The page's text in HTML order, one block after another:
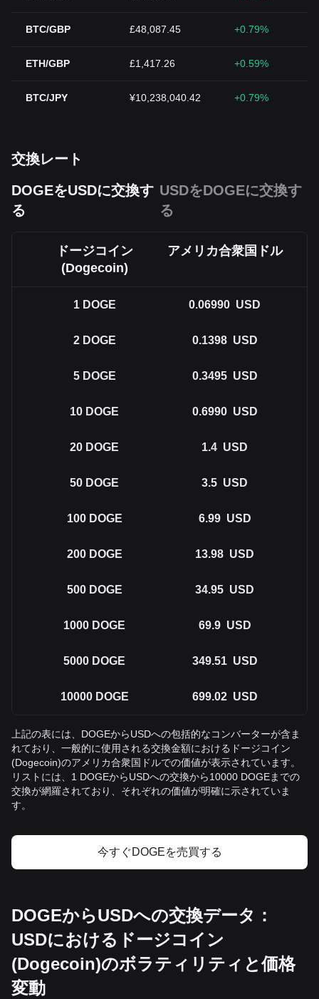
BTC/GBP £48,087.45 +0.79%
ETH/GBP £1,417.26 +0.59%
BTC/JPY ¥10,238,040.42 +0.79%
交換レート
DOGEをUSDに交換す
る
USDをDOGEに交換す
る
ドージコイン
(Dogecoin)
アメリカ合衆国ドル
1 DOGE 0.06990 USD
2 DOGE 0.1398 USD
5 DOGE 0.3495 USD
10 DOGE 0.6990 USD
20 DOGE 1.4 USD
50 DOGE 3.5 USD
100 DOGE 6.99 USD
200 DOGE 13.98 USD
500 DOGE 34.95 USD
1000 DOGE 69.9 USD
5000 DOGE 349.51 USD
10000 DOGE 699.02 USD
上記の表には、DOGEからUSDへの包括的なコンバーターが含ま
れており、一般的に使用される交換金額におけるドージコイン
(Dogecoin)のアメリカ合衆国ドルでの価値が表示されています。
リストには、1 DOGEからUSDへの交換から10000 DOGEまでの
交換が網羅されており、それぞれの価値が明確に示されていま
す。
今すぐDOGEを売買する
DOGEからUSDへの交換データ：
USDにおけるドージコイン
(Dogecoin)のボラティリティと価格
変動